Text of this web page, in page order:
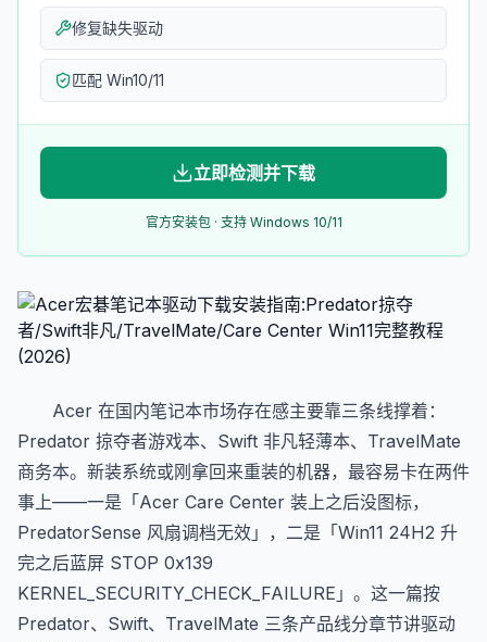
修复缺失驱动
匹配 Win10/11
立即检测并下载
官方安装包 · 支持 Windows 10/11
Acer 在国内笔记本市场存在感主要靠三条线撑着：
Predator 掠夺者游戏本、Swift 非凡轻薄本、TravelMate
商务本。新装系统或刚拿回来重装的机器，最容易卡在两件
事上——一是「Acer Care Center 装上之后没图标，
PredatorSense 风扇调档无效」，二是「Win11 24H2 升
完之后蓝屏 STOP 0x139
KERNEL_SECURITY_CHECK_FAILURE」。这一篇按
Predator、Swift、TravelMate 三条产品线分章节讲驱动